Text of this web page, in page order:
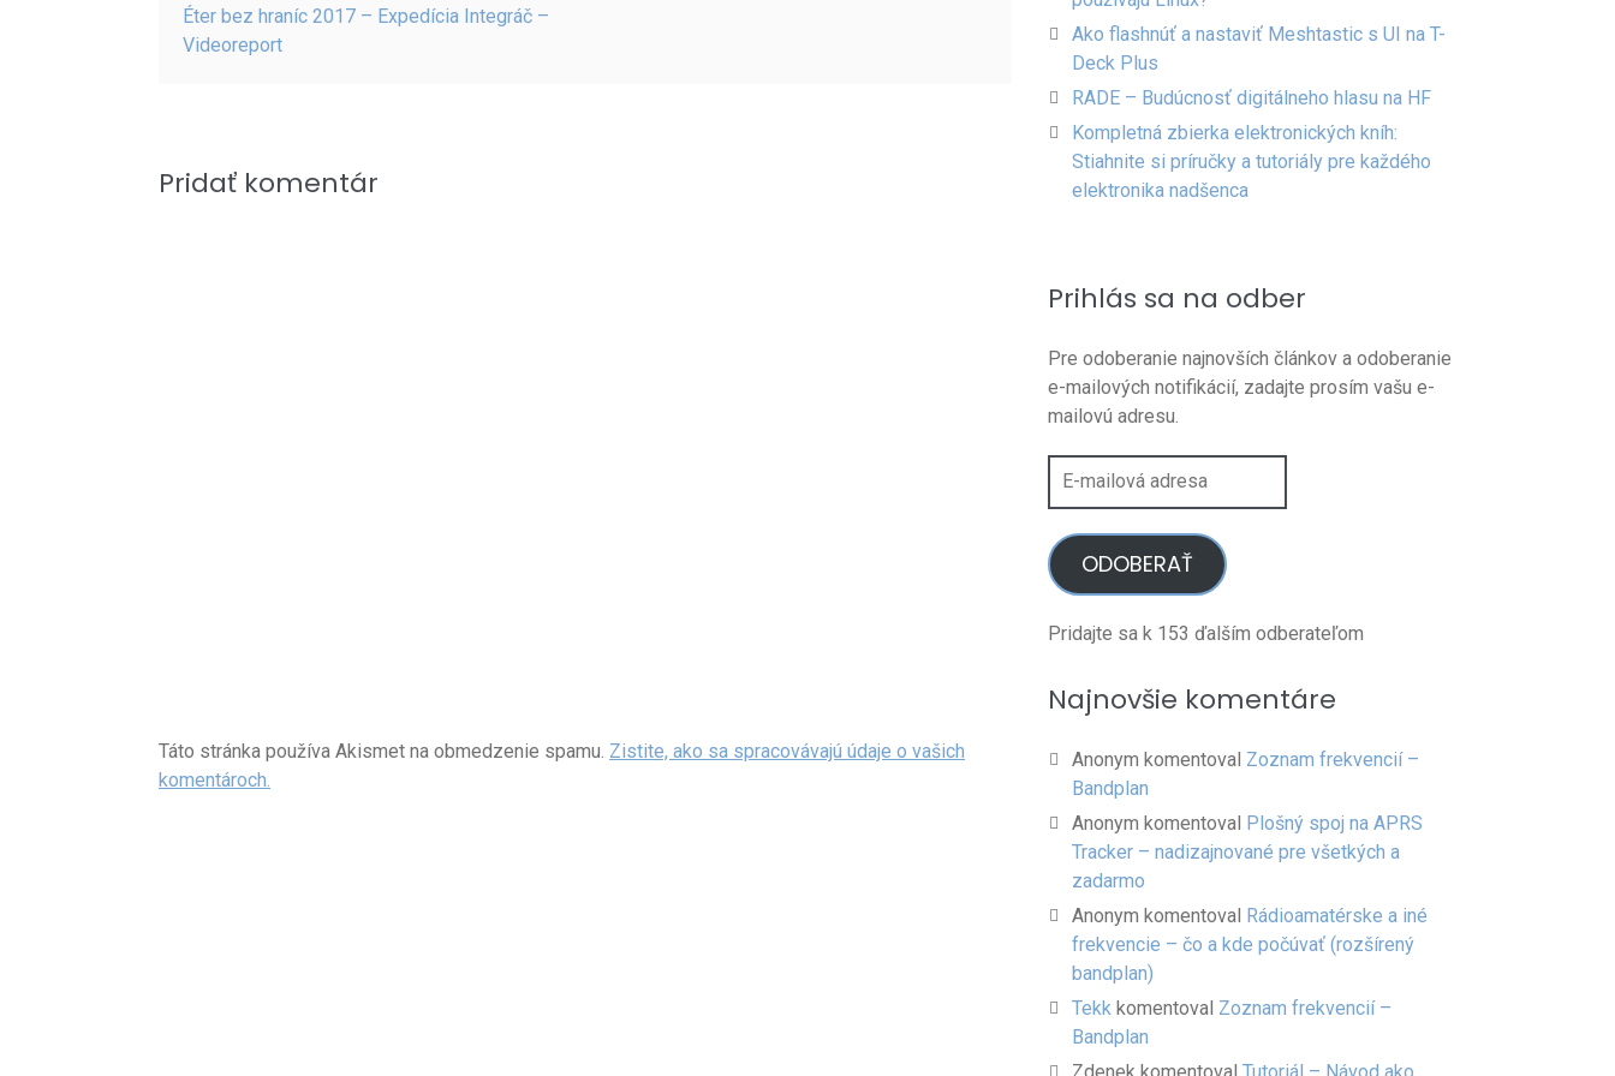
Éter bez hraníc 2017 – Expedícia Integráč –
Videoreport
Pridať komentár
Táto stránka používa Akismet na obmedzenie spamu. Zistite, ako sa spracovávajú údaje o vašich
komentároch.
Ako flashnúť a nastaviť Meshtastic s UI na T-
Deck Plus
RADE – Budúcnosť digitálneho hlasu na HF
Kompletná zbierka elektronických kníh:
Stiahnite si príručky a tutoriály pre každého
elektronika nadšenca
Prihlás sa na odber
Pre odoberanie najnovších článkov a odoberanie
e-mailových notifikácií, zadajte prosím vašu e-
mailovú adresu.
E-
ODOBERAŤ
Pridajte sa k 153 ďalším odberateľom
Najnovšie komentáre
Anonym komentoval Zoznam frekvencií –
Bandplan
Anonym komentoval Plošný spoj na APRS
Tracker – nadizajnované pre všetkých a
zadarmo
Anonym komentoval Rádioamatérske a iné
frekvencie – čo a kde počúvať (rozšírený
bandplan)
Tekk komentoval Zoznam frekvencií –
Bandplan